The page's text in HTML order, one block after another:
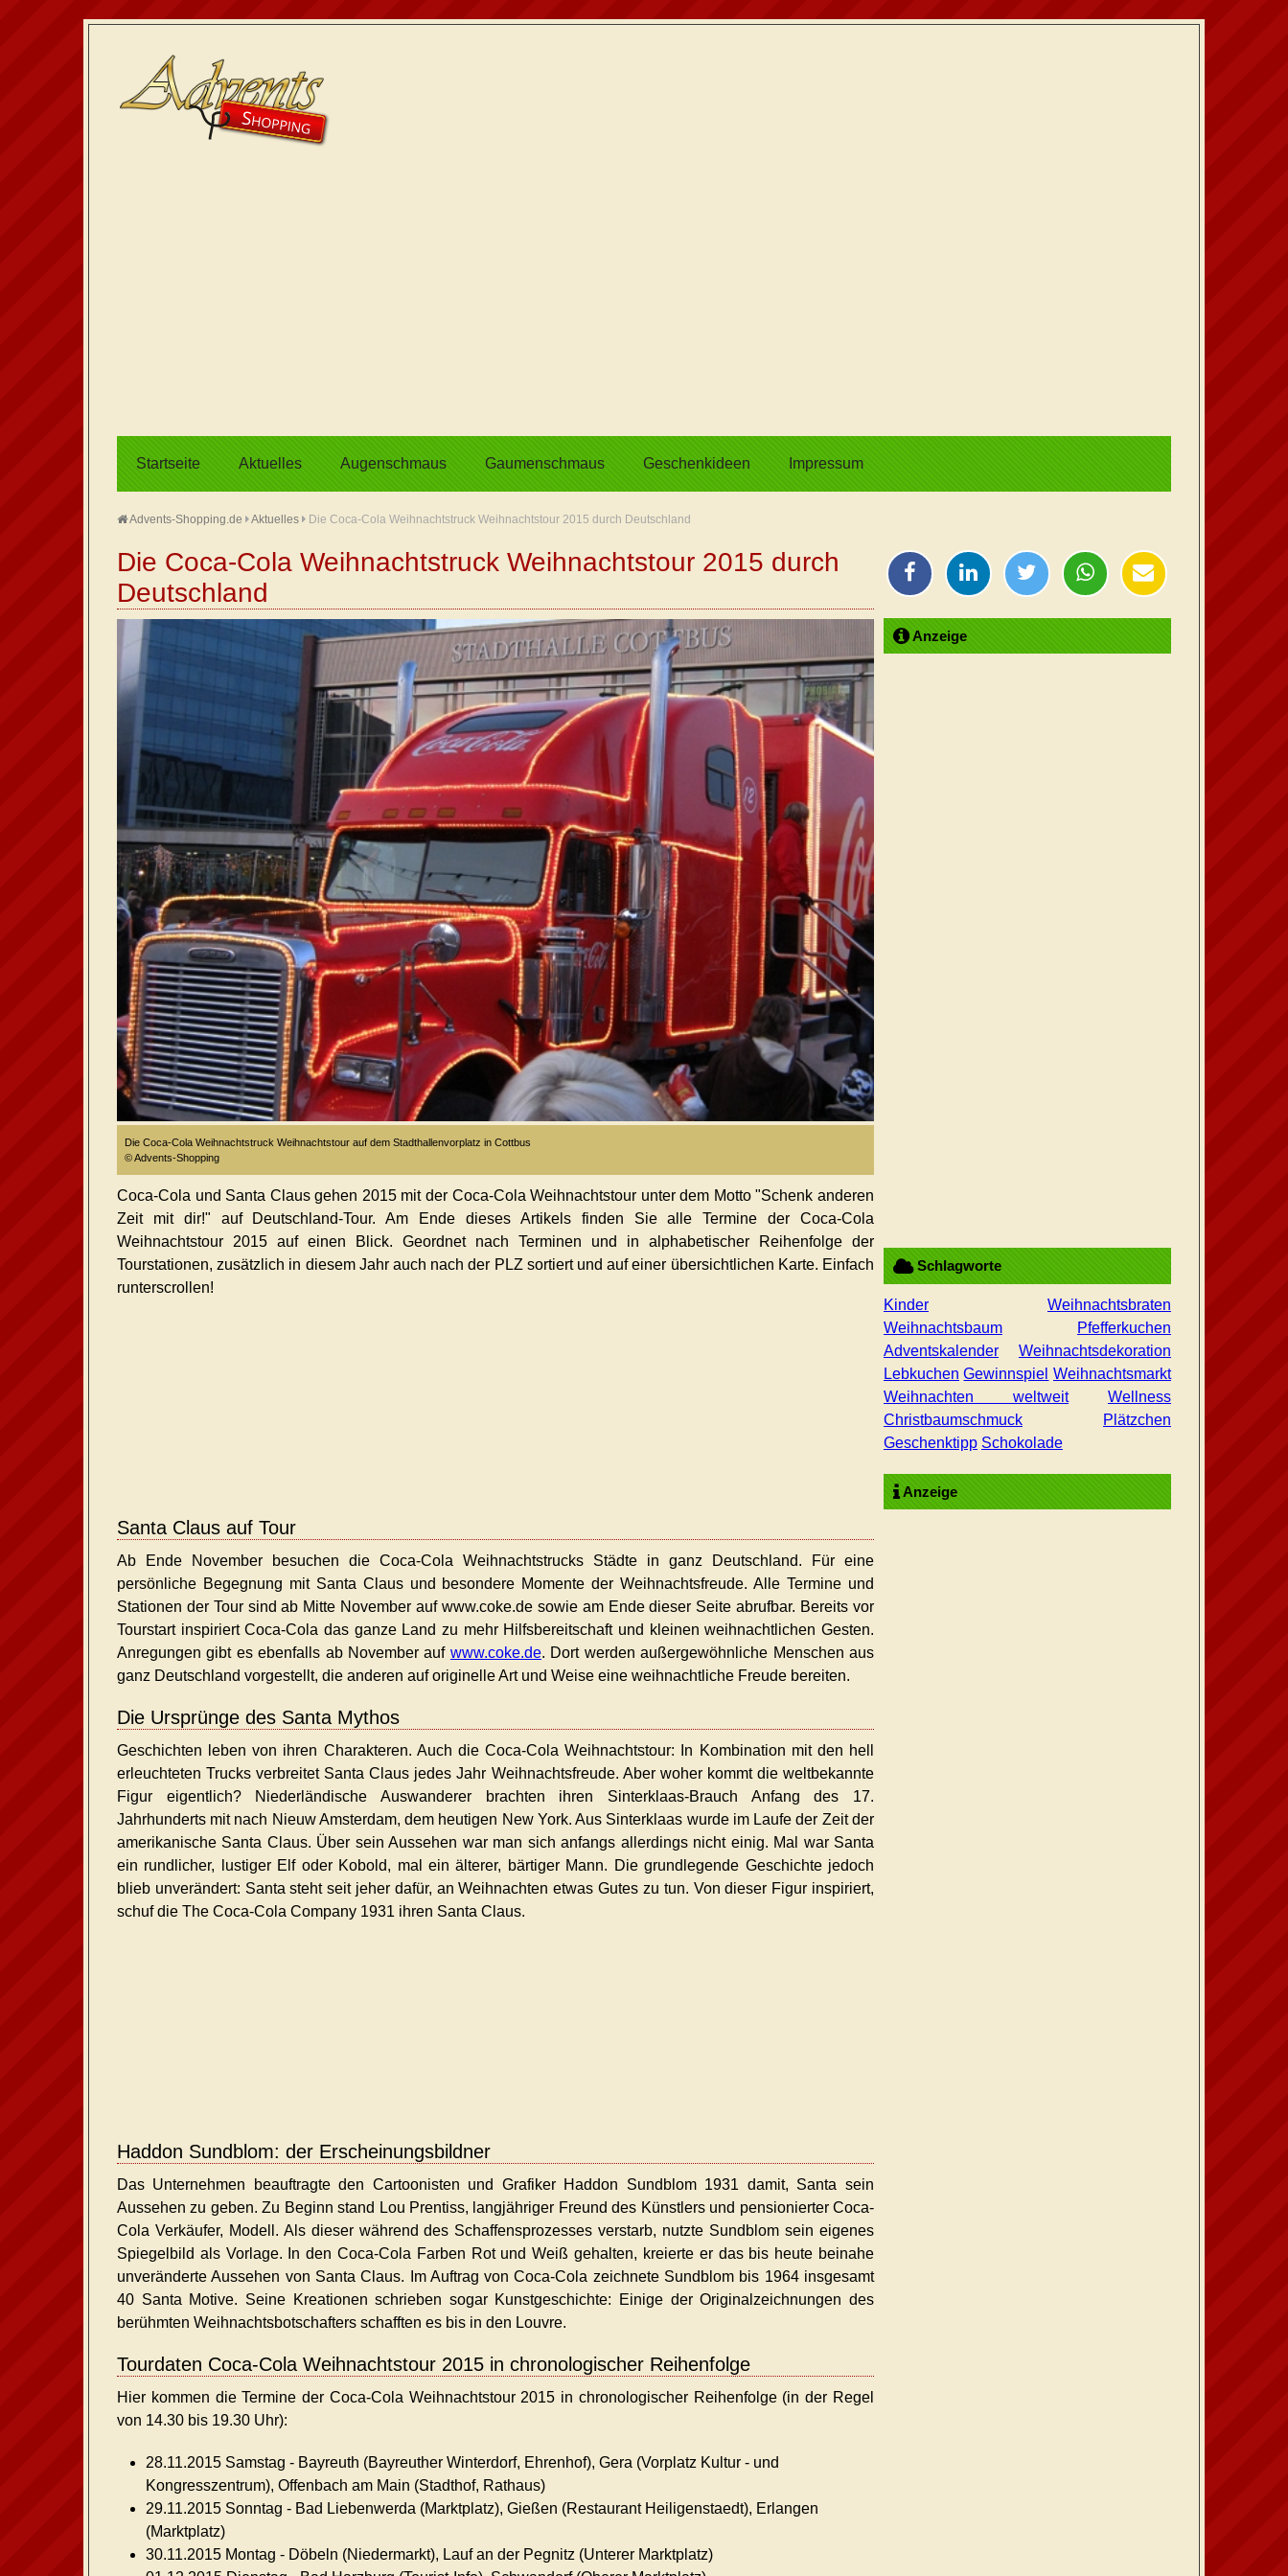
Startseite Aktuelles Augenschmaus Gaumenschmaus Geschenkideen Impressum
Advents-Shopping.de Aktuelles Die Coca-Cola Weihnachtstruck Weihnachtstour 2015 durch Deutschland
Die Coca-Cola Weihnachtstruck Weihnachtstour 2015 durch
Deutschland
Die Coca-Cola Weihnachtstruck Weihnachtstour auf dem Stadthallenvorplatz in Cottbus
© Advents-Shopping
Coca-Cola und Santa Claus gehen 2015 mit der Coca-Cola Weihnachtstour unter dem Motto "Schenk anderen
Zeit mit dir!" auf Deutschland-Tour. Am Ende dieses Artikels finden Sie alle Termine der Coca-Cola
Weihnachtstour 2015 auf einen Blick. Geordnet nach Terminen und in alphabetischer Reihenfolge der
Tourstationen, zusätzlich in diesem Jahr auch nach der PLZ sortiert und auf einer übersichtlichen Karte. Einfach
runterscrollen!
Santa Claus auf Tour
Ab Ende November besuchen die Coca-Cola Weihnachtstrucks Städte in ganz Deutschland. Für eine
persönliche Begegnung mit Santa Claus und besondere Momente der Weihnachtsfreude. Alle Termine und
Stationen der Tour sind ab Mitte November auf www.coke.de sowie am Ende dieser Seite abrufbar. Bereits vor
Tourstart inspiriert Coca-Cola das ganze Land zu mehr Hilfsbereitschaft und kleinen weihnachtlichen Gesten.
Anregungen gibt es ebenfalls ab November auf www.coke.de. Dort werden außergewöhnliche Menschen aus
ganz Deutschland vorgestellt, die anderen auf originelle Art und Weise eine weihnachtliche Freude bereiten.
Die Ursprünge des Santa Mythos
Geschichten leben von ihren Charakteren. Auch die Coca-Cola Weihnachtstour: In Kombination mit den hell
erleuchteten Trucks verbreitet Santa Claus jedes Jahr Weihnachtsfreude. Aber woher kommt die weltbekannte
Figur eigentlich? Niederländische Auswanderer brachten ihren Sinterklaas-Brauch Anfang des 17.
Jahrhunderts mit nach Nieuw Amsterdam, dem heutigen New York. Aus Sinterklaas wurde im Laufe der Zeit der
amerikanische Santa Claus. Über sein Aussehen war man sich anfangs allerdings nicht einig. Mal war Santa
ein rundlicher, lustiger Elf oder Kobold, mal ein älterer, bärtiger Mann. Die grundlegende Geschichte jedoch
blieb unverändert: Santa steht seit jeher dafür, an Weihnachten etwas Gutes zu tun. Von dieser Figur inspiriert,
schuf die The Coca-Cola Company 1931 ihren Santa Claus.
Haddon Sundblom: der Erscheinungsbildner
Das Unternehmen beauftragte den Cartoonisten und Grafiker Haddon Sundblom 1931 damit, Santa sein
Aussehen zu geben. Zu Beginn stand Lou Prentiss, langjähriger Freund des Künstlers und pensionierter Coca-
Cola Verkäufer, Modell. Als dieser während des Schaffensprozesses verstarb, nutzte Sundblom sein eigenes
Spiegelbild als Vorlage. In den Coca-Cola Farben Rot und Weiß gehalten, kreierte er das bis heute beinahe
unveränderte Aussehen von Santa Claus. Im Auftrag von Coca-Cola zeichnete Sundblom bis 1964 insgesamt
40 Santa Motive. Seine Kreationen schrieben sogar Kunstgeschichte: Einige der Originalzeichnungen des
berühmten Weihnachtsbotschafters schafften es bis in den Louvre.
Tourdaten Coca-Cola Weihnachtstour 2015 in chronologischer Reihenfolge
Hier kommen die Termine der Coca-Cola Weihnachtstour 2015 in chronologischer Reihenfolge (in der Regel
von 14.30 bis 19.30 Uhr):
28.11.2015 Samstag - Bayreuth (Bayreuther Winterdorf, Ehrenhof), Gera (Vorplatz Kultur - und
Kongresszentrum), Offenbach am Main (Stadthof, Rathaus)
29.11.2015 Sonntag - Bad Liebenwerda (Marktplatz), Gießen (Restaurant Heiligenstaedt), Erlangen
(Marktplatz)
30.11.2015 Montag - Döbeln (Niedermarkt), Lauf an der Pegnitz (Unterer Marktplatz)
Anzeige
Schlagworte
Kinder
Weihnachtsbraten
Weihnachtsbaum
Pfefferkuchen
Adventskalender
Weihnachtsdekoration
Lebkuchen Gewinnspiel Weihnachtsmarkt
Weihnachten weltweit
Wellness
Christbaumschmuck
Plätzchen
Geschenktipp Schokolade
Anzeige